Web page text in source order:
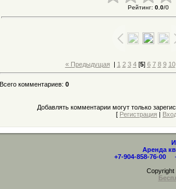
Рейтинг: 0.0/0
« Предыдущая | 1 2 3 4[5] 6 7 8 9 10
Всего комментариев: 0
Добавлять комментарии могут только
[ Регистрация
Аренда
+7-904-858-76-00